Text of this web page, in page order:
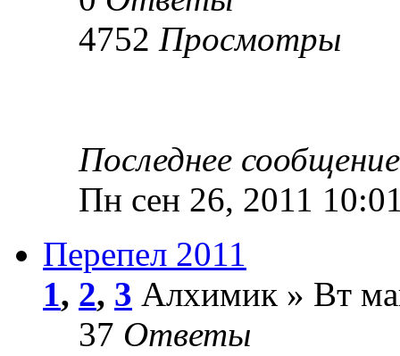
4752 Просмотры
Последнее
Пн сен 26, 2011
Перепел 2011
1, 2, 3 Алхимик » Вт
37 Ответы